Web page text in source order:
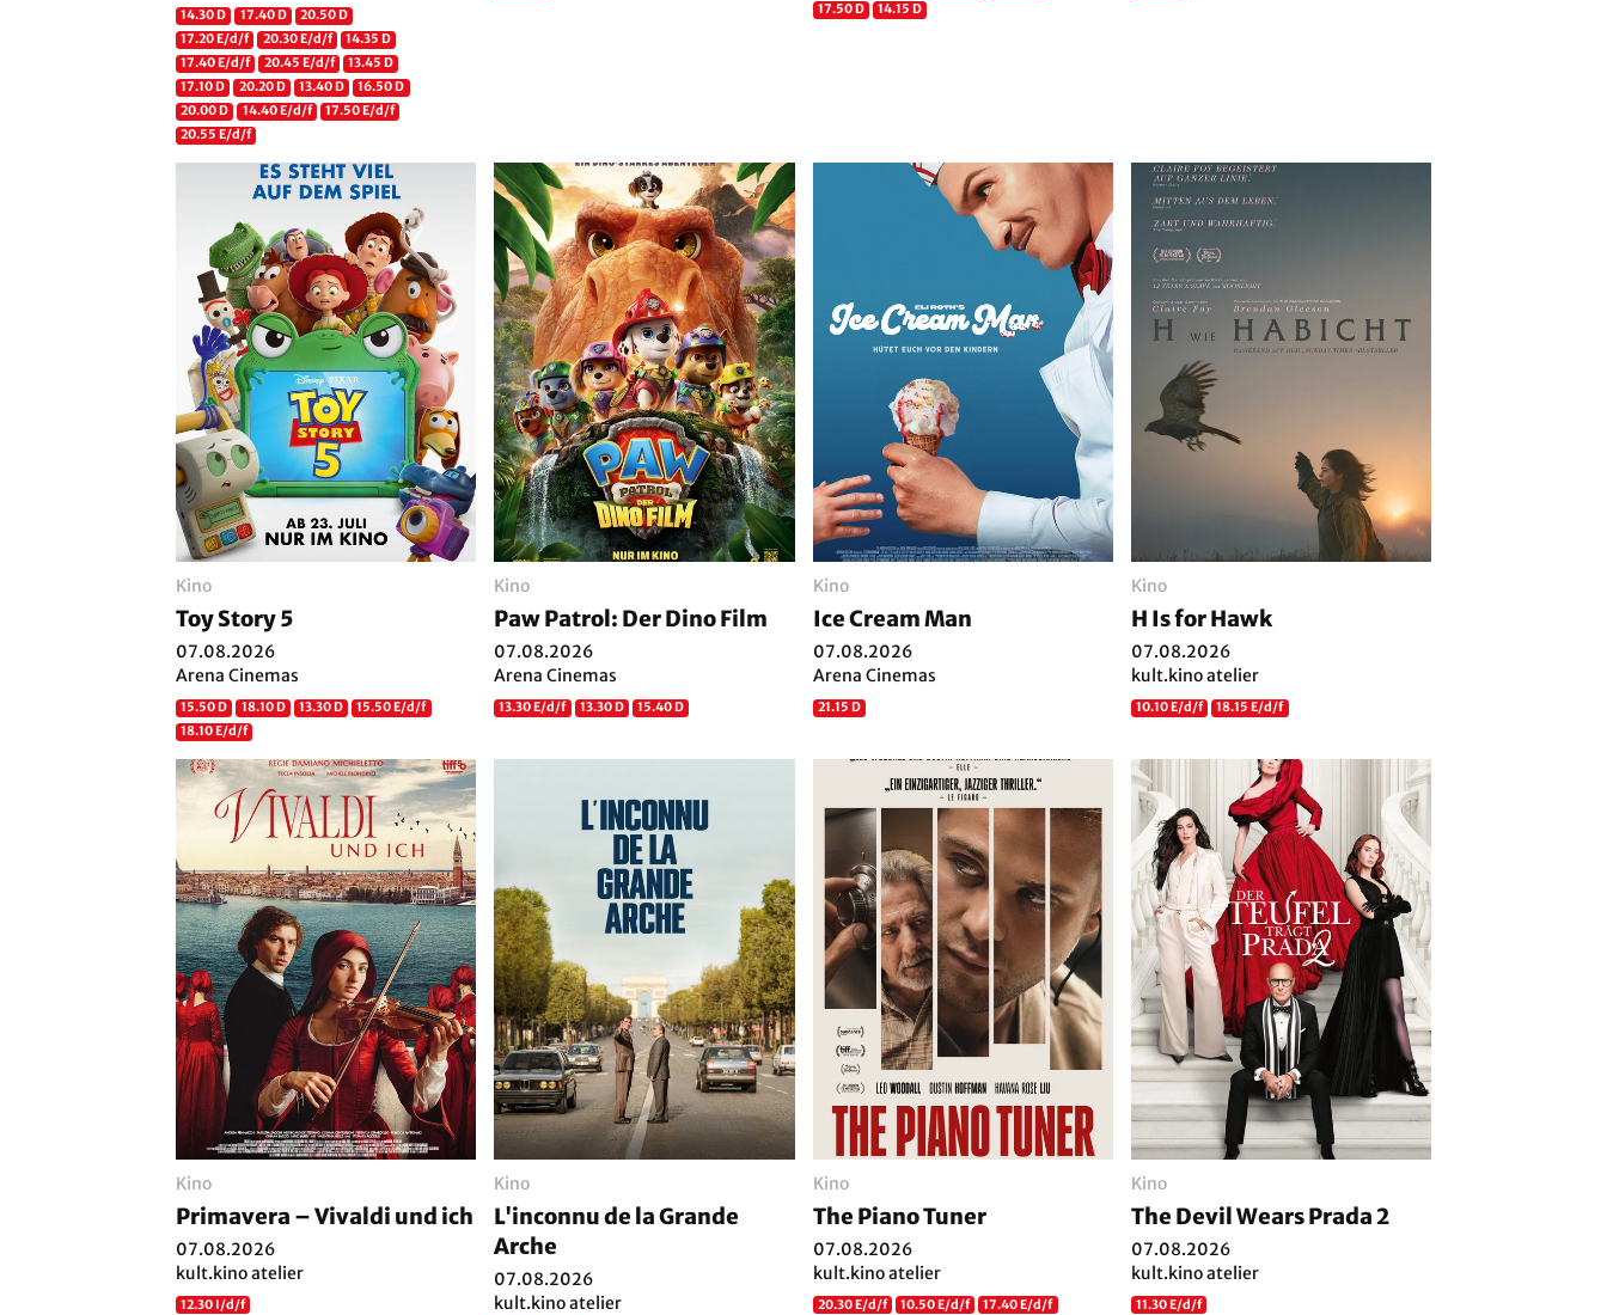
14.30 D 17.40 D
20.50 D
17.20 E/d/f
20.30 E/d/f
14.35 D
17.40 E/d/f
20.45 E/d/f
13.45 D
17.10 D
20.20 D 13.40 D
16.50 D
20.00 D
14.40 E/d/f
17.50 E/d/f
20.55 E/d/f
17.50 D
14.15 D
Kino
Toy Story 5
07.08.2026
Arena Cinemas
15.50 D 18.10 D 13.30 D
15.50 E/d/f
18.10 E/d/f
Kino
Paw Patrol: Der Dino Film
07.08.2026
Arena Cinemas
13.30 E/d/f 13.30 D 15.40 D
Kino
Ice Cream Man
07.08.2026
Arena Cinemas
21.15 D
Kino
H Is for Hawk
07.08.2026
kult.kino atelier
10.10 E/d/f 18.15 E/d/f
Kino
Primavera – Vivaldi und ich
07.08.2026
kult.kino atelier
12.30 I/d/f
Kino
L'inconnu de la Grande
Arche
07.08.2026
kult.kino atelier
Kino
The Piano Tuner
07.08.2026
kult.kino atelier
20.30 E/d/f 10.50 E/d/f 17.40 E/d/f
Kino
The Devil Wears Prada 2
07.08.2026
kult.kino atelier
11.30 E/d/f